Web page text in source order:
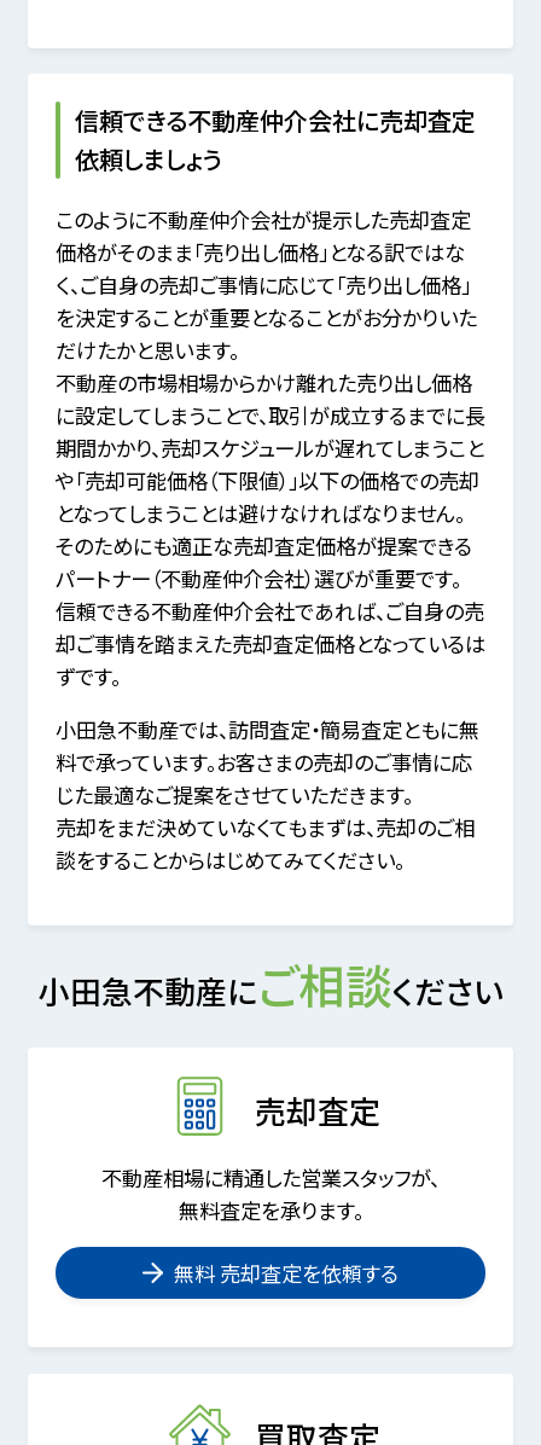
信頼できる不動産仲介会社に売却査定
依頼しましょう
このように不動産仲介会社が提示した売却査定
価格がそのまま「売り出し価格」となる訳ではな
く、ご自身の売却ご事情に応じて「売り出し価格」
を決定することが重要となることがお分かりいた
だけたかと思います。
不動産の市場相場からかけ離れた売り出し価格
に設定してしまうことで、取引が成立するまでに長
期間かかり、売却スケジュールが遅れてしまうこと
や「売却可能価格（下限値）」以下の価格での売却
となってしまうことは避けなければなりません。
そのためにも適正な売却査定価格が提案できる
パートナー（不動産仲介会社）選びが重要です。
信頼できる不動産仲介会社であれば、ご自身の売
却ご事情を踏まえた売却査定価格となっているは
ずです。
小田急不動産では、訪問査定・簡易査定ともに無
料で承っています。お客さまの売却のご事情に応
じた最適なご提案をさせていただきます。
売却をまだ決めていなくてもまずは、売却のご相
談をすることからはじめてみてください。
小田急不動産にご相談ください
売却査定
不動産相場に精通した営業スタッフが、
無料査定を承ります。
無料 売却査定を依頼する
買取査定